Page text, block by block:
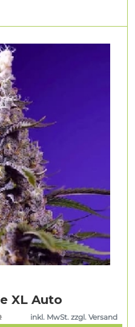
XL Auto
inkl. MwSt. zzgl. Versand